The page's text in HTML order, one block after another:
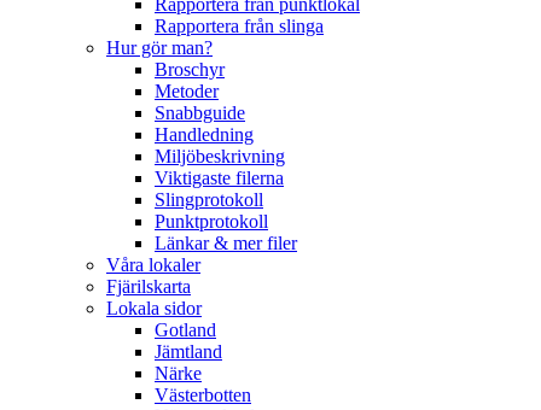
Rapportera från slinga
Hur gör man?
Broschyr
Metoder
Snabbguide
Handledning
Miljöbeskrivning
Viktigaste filerna
Slingprotokoll
Punktprotokoll
Länkar & mer filer
Våra lokaler
Fjärilskarta
Lokala sidor
Gotland
Jämtland
Närke
Västerbotten